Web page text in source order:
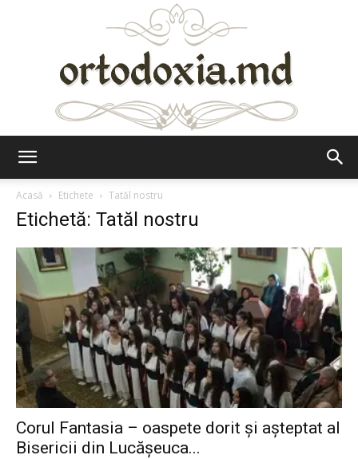
Acasă
Etichete Tatăl nostru
Etichetă: Tatăl nostru
Corul Fantasia – oaspete dorit și așteptat al
Bisericii din Lucășeuca...